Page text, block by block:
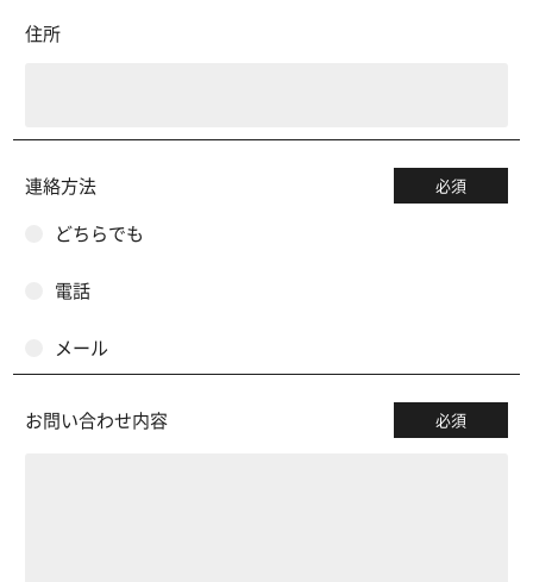
住所
連絡方法 必須
どちらでも
電話
メール
お問い合わせ内容 必須